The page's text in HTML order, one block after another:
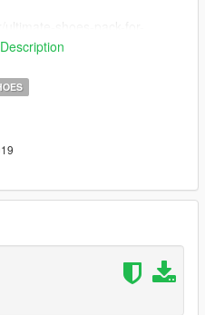
> cdimages >
to show up the shoes